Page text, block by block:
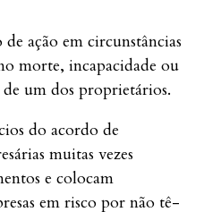
ação em circunstâncias
morte, incapacidade ou
um dos proprietários.
do acordo de
muitas vezes
e colocam
em risco por não tê-